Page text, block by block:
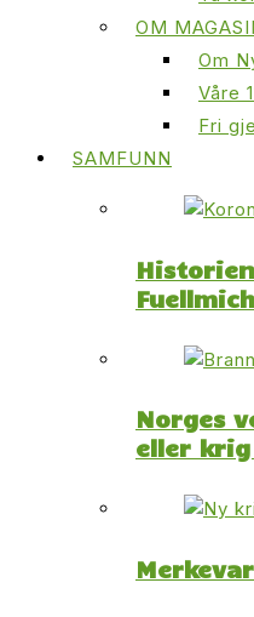
OM
Om
Våre
Fri
SAMFUNN
Fuellmich
Norges
eller